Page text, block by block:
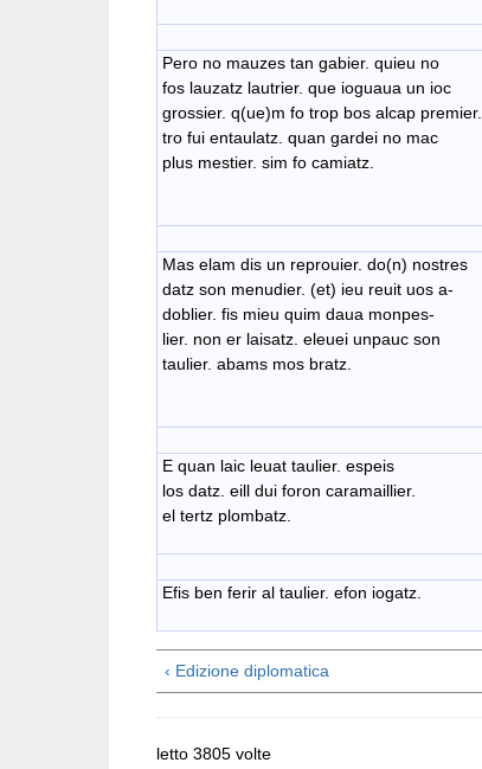
Pero no mauzes tan gabier. quieu no
fos lauzatz lautrier. que ioguaua un ioc
grossier. q(ue)m fo trop bos alcap premier.
tro fui entaulatz. quan gardei no mac
plus mestier. sim fo camiatz.
Mas elam dis un reprouier. do(n) nostres
datz son menudier. (et) ieu reuit uos a-
doblier. fis mieu quim daua monpes-
lier. non er laisatz. eleuei unpauc son
taulier. abams mos bratz.
E quan laic leuat taulier. espeis
los datz. eill dui foron caramaillier.
el tertz plombatz.
Efis ben ferir al taulier. efon iogatz.
‹ Edizione diplomatica
letto 3805 volte